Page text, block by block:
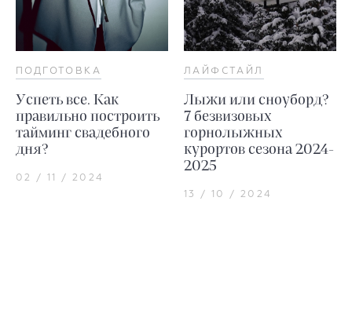
ПОДГОТОВКА
Успеть все. Как
правильно построить
тайминг свадебного
дня?
02 / 11 / 2024
ЛАЙФСТАЙЛ
Лыжи или сноуборд?
7 безвизовых
горнолыжных
курортов сезона 2024-
2025
13 / 10 / 2024